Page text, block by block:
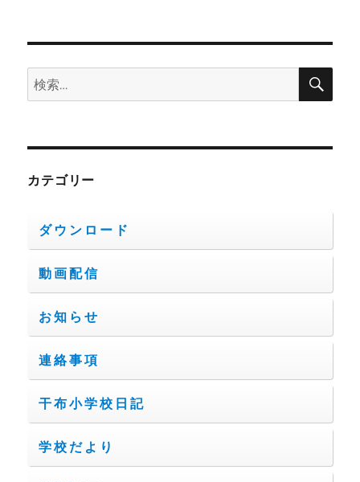
検
索:
検
カテゴリー
ダウンロード
動画配信
お知らせ
連絡事項
干布小学校日記
学校だより